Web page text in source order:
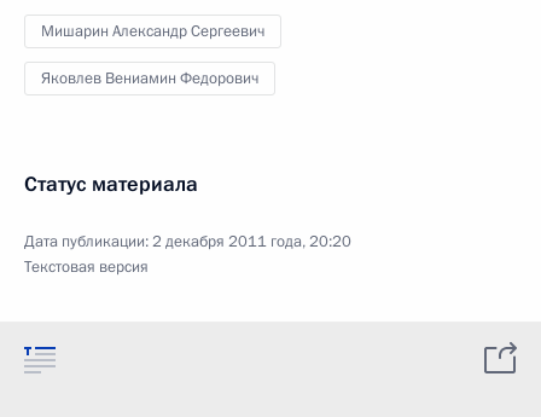
Мишарин Александр Сергеевич
Яковлев Вениамин Федорович
Статус материала
Дата публикации:2 декабря 2011 года, 20:20
Текстовая версия